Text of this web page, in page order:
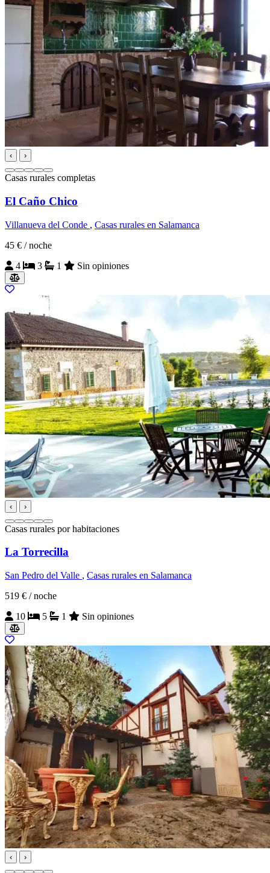
‹ ›
Casas rurales completas
El Caño Chico
Villanueva del Conde , Casas rurales en Salamanca
45 € / noche
4
3 1 Sin opiniones
‹ ›
Casas rurales por habitaciones
La Torrecilla
San Pedro del Valle , Casas rurales en Salamanca
519 € / noche
10
5 1 Sin opiniones
‹ ›